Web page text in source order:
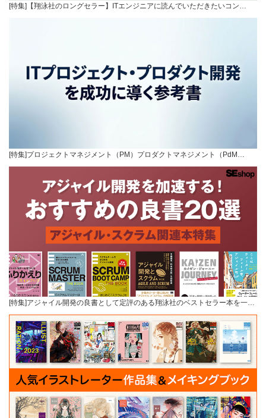
[特集]【翔泳社のロングセラー】ITエンジニアに読んでいただきたいコン…
[特集]プロジェクトマネジメント（PM）プロダクトマネジメント（PdM…
[特集]アジャイル開発の良書として定評のある翔泳社のベストセラー本を一…